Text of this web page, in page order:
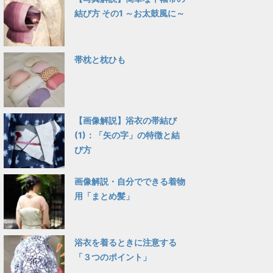
結び方 その1 ～お太鼓風に～
帯枕と枕ひも
【画像解説】浴衣の帯結び
(1)：「矢の字」の特徴と結
び方
画像解説・自分でできる着物
用「まとめ髪」
浴衣を着るときに注意する
「３つのポイント」